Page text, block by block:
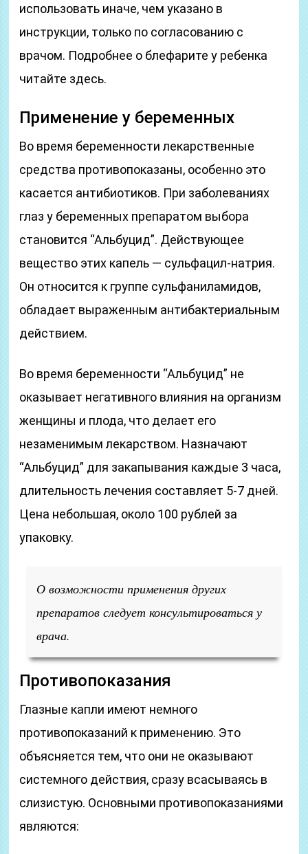
использовать иначе, чем указано в
инструкции, только по согласованию с
врачом. Подробнее о блефарите у ребенка
читайте здесь.
Применение у беременных
Во время беременности лекарственные
средства противопоказаны, особенно это
касается антибиотиков. При заболеваниях
глаз у беременных препаратом выбора
становится “Альбуцид”. Действующее
вещество этих капель — сульфацил-натрия.
Он относится к группе сульфаниламидов,
обладает выраженным антибактериальным
действием.
Во время беременности “Альбуцид” не
оказывает негативного влияния на организм
женщины и плода, что делает его
незаменимым лекарством. Назначают
“Альбуцид” для закапывания каждые 3 часа,
длительность лечения составляет 5-7 дней.
Цена небольшая, около 100 рублей за
упаковку.
О возможности применения других
препаратов следует консультироваться у
врача.
Противопоказания
Глазные капли имеют немного
противопоказаний к применению. Это
объясняется тем, что они не оказывают
системного действия, сразу всасываясь в
слизистую. Основными противопоказаниями
являются: